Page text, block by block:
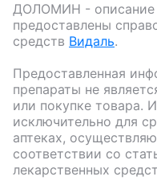
ДОЛОМИН -
предоставлены
средств Видаль.
Предоставленная
препараты не
или покупке товара.
исключительно для
аптеках,
соответствии со
лекарственных